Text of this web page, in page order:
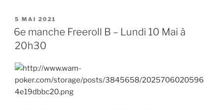
PUBLIÉ
LE
5 MAI 2021
6e manche Freeroll B – Lundi 10 Mai à
20h30